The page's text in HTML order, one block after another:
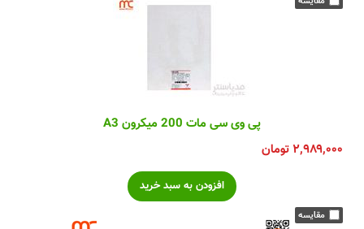
پی وی سی مات 200 میکرون A3
۲,۹۸۹,۰۰۰تومان